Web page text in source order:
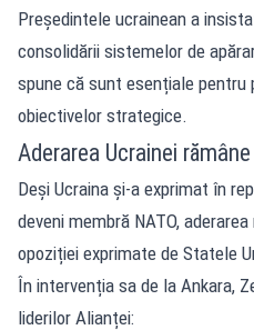
Președintele ucrainean a
consolidării sistemelor de
spune că sunt esențiale pentru
obiectivelor strategice.
Aderarea Ucrainei
Deși Ucraina și-a exprimat în
deveni membră NATO,
opoziției exprimate de Statele
În intervenția sa de la Ankara,
liderilor Alianței: